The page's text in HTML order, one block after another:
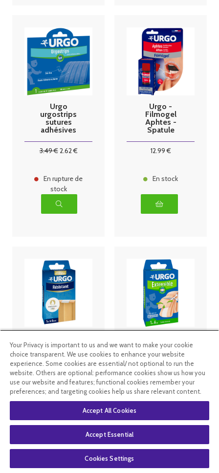
Urgo
urgostrips
sutures
adhésives
3.49€2.62€
En rupture de
stock
Urgo -
Filmogel
Aphtes -
Spatule
12.99€
En stock
découper
Résistant -
1mx6cm
2.99€2.24€
Extensible
bande - 1m x
6cm
3.49€2.62€
Your Privacy is important to us and we want to make your cookie
choice transparent. We use cookies to enhance your website
experience. Some cookies are essential/ not optional to run the
website. Others are optional: performance cookies show us how you
use our website and features; functional cookies remember your
preferences; and targeting cookies help us share relevant content.
Accept All Cookies
Accept Essential
Cookies Settings